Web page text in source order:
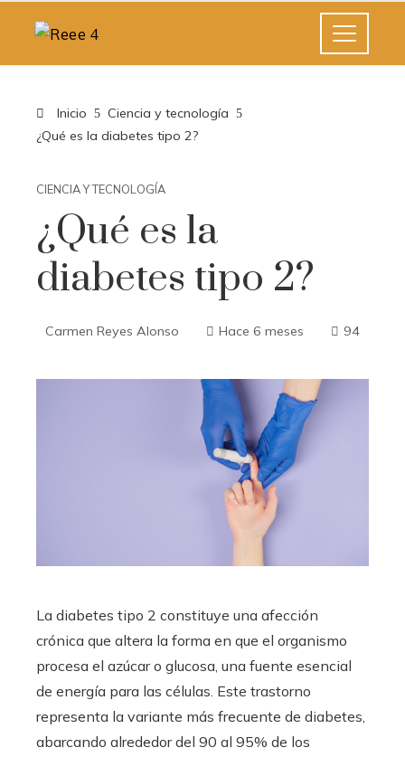
Inicio
Ciencia y tecnología
¿Qué es la diabetes tipo 2?
CIENCIA Y TECNOLOGÍA
¿Qué es la
diabetes tipo 2?
Carmen Reyes Alonso Hace 6 meses 94
La diabetes tipo 2 constituye una afección
crónica que altera la forma en que el organismo
procesa el azúcar o glucosa, una fuente esencial
de energía para las células. Este trastorno
representa la variante más frecuente de diabetes,
abarcando alrededor del 90 al 95% de los